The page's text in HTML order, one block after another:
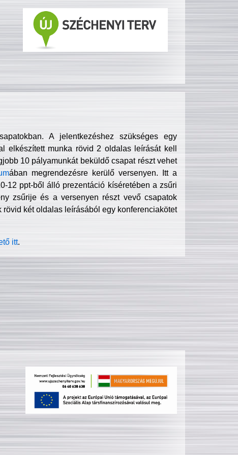
A jelentkezéshez szükséges egy
elkészített munka rövid 2 oldalas leírását kell
10 pályamunkát beküldő csapat részt vehet
ában megrendezésre kerülő versenyen. Itt a
12 ppt-ből álló prezentáció kíséretében a zsűri
zsűrije és a versenyen részt vevő csapatok
két oldalas leírásából egy konferenciakötet
itt.